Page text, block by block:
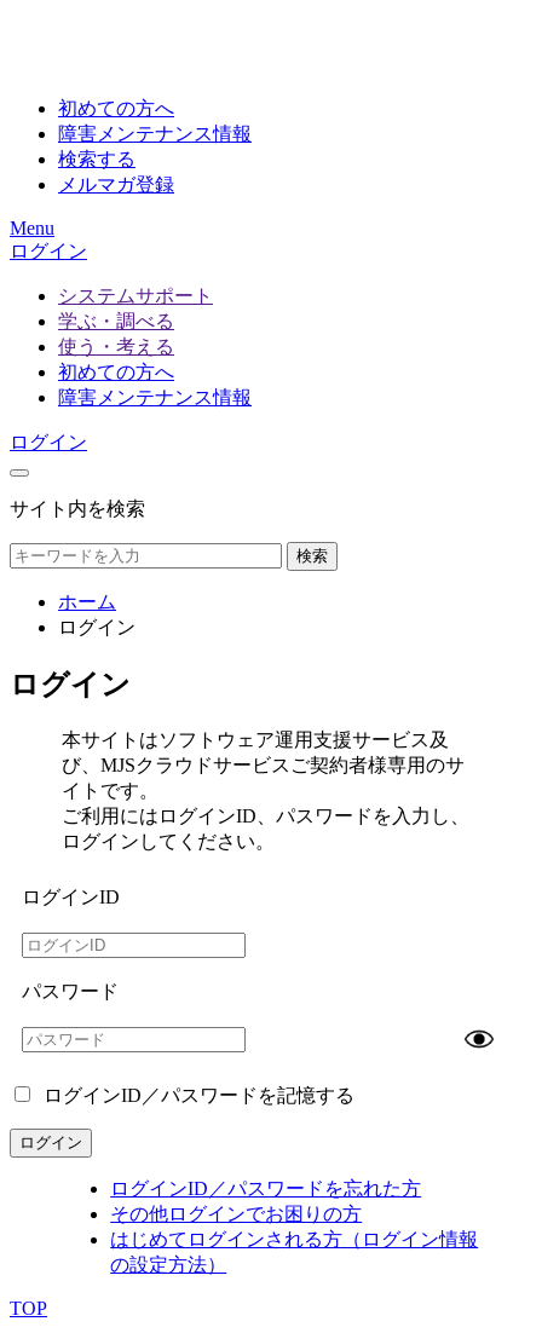
初めての方へ
障害メンテナンス情報
検索する
メルマガ登録
Menu
ログイン
システムサポート
学ぶ・調べる
使う・考える
初めての方へ
障害メンテナンス情報
ログイン
サイト内を検索
検索
ホーム
ログイン
ログイン
本サイトはソフトウェア運用支援サービス及
び、MJSクラウドサービスご契約者様専用のサ
イトです。
ご利用にはログインID、パスワードを入力し、
ログインしてください。
ログインID
パスワード
ログインID／パスワードを記憶する
ログイン
ログインID／パスワードを忘れた方
その他ログインでお困りの方
はじめてログインされる方（ログイン情報
の設定方法）
TOP